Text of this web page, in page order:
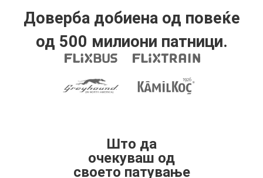
Доверба добиена од повеќе
од 500 милиони патници.
Што да
очекуваш од
своето патување